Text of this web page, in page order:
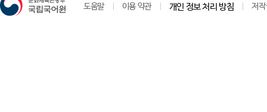
도움말 이용 약관 개인 정보 처리 방침 저